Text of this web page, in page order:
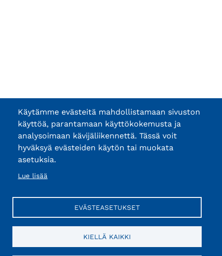
Käytämme evästeitä mahdollistamaan sivuston
käyttöä, parantamaan käyttökokemusta ja
analysoimaan kävijäliikennettä. Tässä voit
hyväksyä evästeiden käytön tai muokata
asetuksia.
Lue lisää
EVÄSTEASETUKSET
KIELLÄ KAIKKI